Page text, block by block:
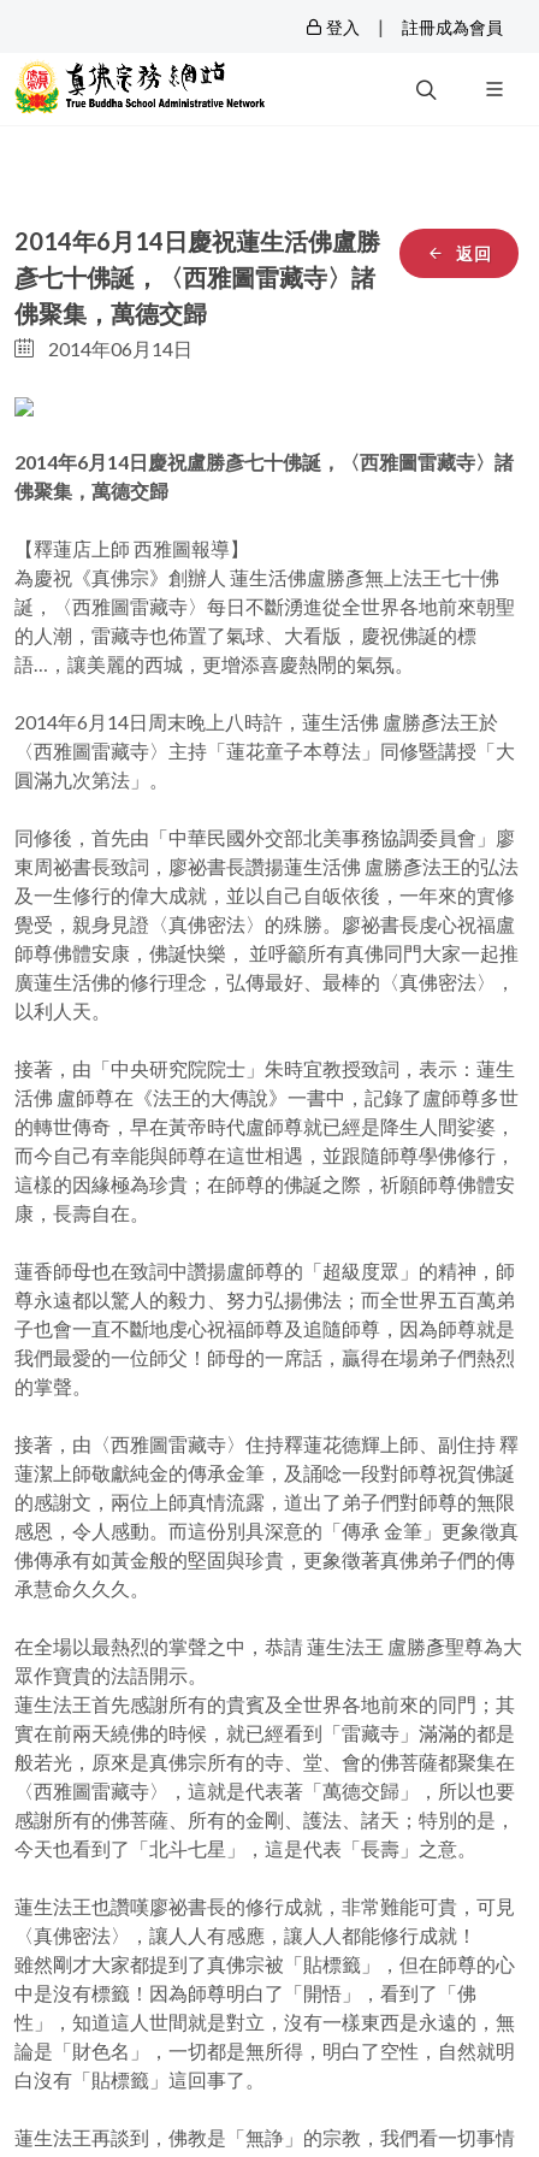
登入 | 註冊成為會員
返回
2014年6月14日慶祝蓮生活佛盧勝
彥七十佛誕，〈西雅圖雷藏寺〉諸
佛聚集，萬德交歸
2014年06月14日
2014年6月14日慶祝盧勝彥七十佛誕，〈西雅圖雷藏寺〉諸
佛聚集，萬德交歸
【釋蓮店上師 西雅圖報導】
為慶祝《真佛宗》創辦人 蓮生活佛盧勝彥無上法王七十佛
誕，〈西雅圖雷藏寺〉每日不斷湧進從全世界各地前來朝聖
的人潮，雷藏寺也佈置了氣球、大看版，慶祝佛誕的標
語…，讓美麗的西城，更增添喜慶熱閙的氣氛。
2014年6月14日周末晚上八時許，蓮生活佛 盧勝彥法王於
〈西雅圖雷藏寺〉主持「蓮花童子本尊法」同修暨講授「大
圓滿九次第法」。
同修後，首先由「中華民國外交部北美事務協調委員會」廖
東周祕書長致詞，廖祕書長讚揚蓮生活佛 盧勝彥法王的弘法
及一生修行的偉大成就，並以自己自皈依後，一年來的實修
覺受，親身見證〈真佛密法〉的殊勝。廖祕書長虔心祝福盧
師尊佛體安康，佛誕快樂， 並呼籲所有真佛同門大家一起推
廣蓮生活佛的修行理念，弘傳最好、最棒的〈真佛密法〉，
以利人天。
接著，由「中央研究院院士」朱時宜教授致詞，表示：蓮生
活佛 盧師尊在《法王的大傳說》一書中，記錄了盧師尊多世
的轉世傳奇，早在黃帝時代盧師尊就已經是降生人間娑婆，
而今自己有幸能與師尊在這世相遇，並跟隨師尊學佛修行，
這樣的因緣極為珍貴；在師尊的佛誕之際，祈願師尊佛體安
康，長壽自在。
蓮香師母也在致詞中讚揚盧師尊的「超級度眾」的精神，師
尊永遠都以驚人的毅力、努力弘揚佛法；而全世界五百萬弟
子也會一直不斷地虔心祝福師尊及追隨師尊，因為師尊就是
我們最愛的一位師父！師母的一席話，贏得在場弟子們熱烈
的掌聲。
接著，由〈西雅圖雷藏寺〉住持釋蓮花德輝上師、副住持 釋
蓮潔上師敬獻純金的傳承金筆，及誦唸一段對師尊祝賀佛誕
的感謝文，兩位上師真情流露，道出了弟子們對師尊的無限
感恩，令人感動。而這份別具深意的「傳承 金筆」更象徵真
佛傳承有如黃金般的堅固與珍貴，更象徵著真佛弟子們的傳
承慧命久久久。
在全場以最熱烈的掌聲之中，恭請 蓮生法王 盧勝彥聖尊為大
眾作寶貴的法語開示。
蓮生法王首先感謝所有的貴賓及全世界各地前來的同門；其
實在前兩天繞佛的時候，就已經看到「雷藏寺」滿滿的都是
般若光，原來是真佛宗所有的寺、堂、會的佛菩薩都聚集在
〈西雅圖雷藏寺〉，這就是代表著「萬德交歸」，所以也要
感謝所有的佛菩薩、所有的金剛、護法、諸天；特別的是，
今天也看到了「北斗七星」，這是代表「長壽」之意。
蓮生法王也讚嘆廖祕書長的修行成就，非常難能可貴，可見
〈真佛密法〉，讓人人有感應，讓人人都能修行成就！
雖然剛才大家都提到了真佛宗被「貼標籤」，但在師尊的心
中是沒有標籤！因為師尊明白了「開悟」，看到了「佛
性」，知道這人世間就是對立，沒有一樣東西是永遠的，無
論是「財色名」，一切都是無所得，明白了空性，自然就明
白沒有「貼標籤」這回事了。
蓮生法王再談到，佛教是「無諍」的宗教，我們看一切事情